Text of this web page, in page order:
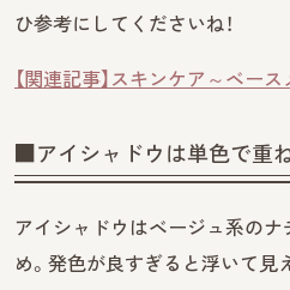
ひ参考にしてくださいね！
【関連記事】スキンケア～ベー
■アイシャドウは単色で重
アイシャドウはベージュ系の
め。発色が良すぎると浮いて見